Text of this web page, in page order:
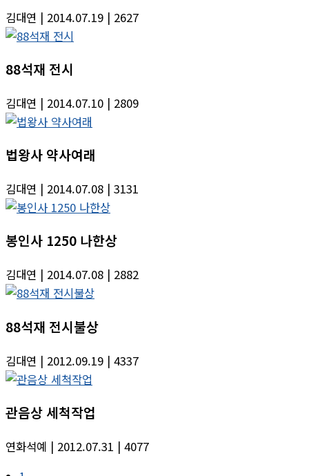
김대연 | 2014.07.19 | 2627
88석재 전시
김대연 | 2014.07.10 | 2809
법왕사 약사여래
김대연 | 2014.07.08 | 3131
봉인사 1250 나한상
김대연 | 2014.07.08 | 2882
88석재 전시불상
김대연 | 2012.09.19 | 4337
관음상 세척작업
연화석예 | 2012.07.31 | 4077